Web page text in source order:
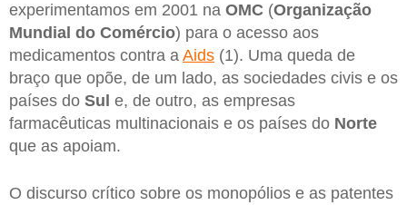
experimentamos em 2001 na OMC (Organização
Mundial do Comércio) para o acesso aos
medicamentos contra a Aids (1). Uma queda de
braço que opõe, de um lado, as sociedades civis e os
países do Sul e, de outro, as empresas
farmacêuticas multinacionais e os países do Norte
que as apoiam.
O discurso crítico sobre os monopólios e as patentes